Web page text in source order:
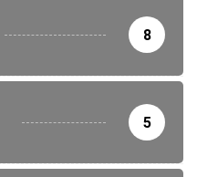
8
5